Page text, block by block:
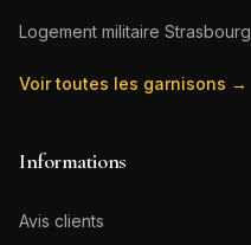
Logement militaire Strasbourg
Voir toutes les garnisons →
Informations
Avis clients